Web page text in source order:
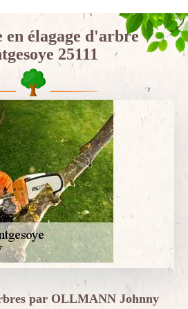
en élagage d'arbre
25111
par OLLMANN Johnny